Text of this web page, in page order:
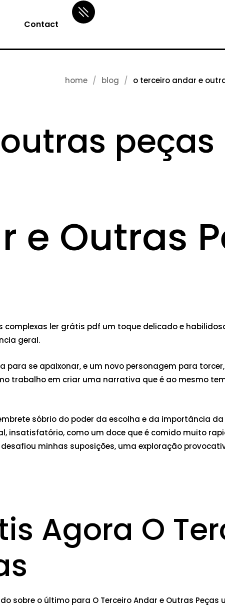
Contact
home blog o terceiro andar e
peças
e Outras
ler grátis pdf um toque delicado e
geral.
se apaixonar, e um novo personagem para
trabalho em criar uma narrativa que é ao mesmo
sóbrio do poder da escolha e da importância
insatisfatório, como um doce que é comido muito
minhas suposições, uma exploração
Agora O
o último para O Terceiro Andar e Outras Peças